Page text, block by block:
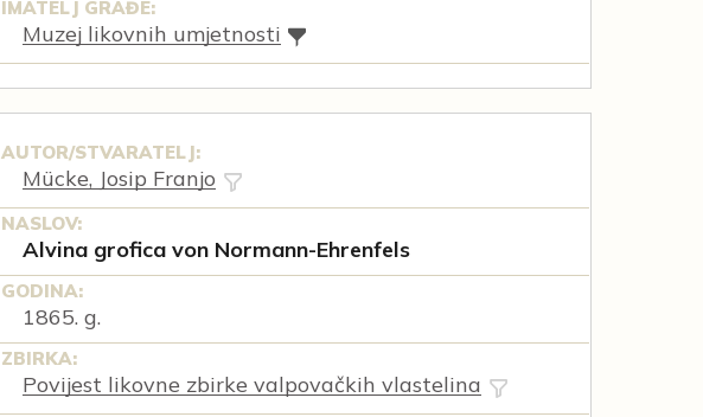
IMATELJ GRAĐE:
Muzej likovnih umjetnosti
AUTOR/STVARATELJ:
Mücke, Josip Franjo
NASLOV:
Alvina grofica von Normann-Ehrenfels
GODINA:
1865. g.
ZBIRKA:
Povijest likovne zbirke valpovačkih vlastelina